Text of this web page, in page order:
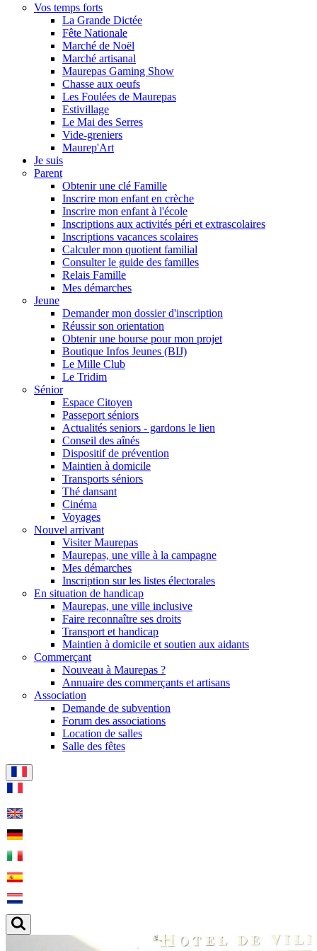
Vos temps forts
La Grande Dictée
Fête Nationale
Marché de Noël
Marché artisanal
Maurepas Gaming Show
Chasse aux oeufs
Les Foulées de Maurepas
Estivillage
Le Mai des Serres
Vide-greniers
Maurep'Art
Je suis
Parent
Obtenir une clé Famille
Inscrire mon enfant en crèche
Inscrire mon enfant à l'école
Inscriptions aux activités péri et extrascolaires
Inscriptions vacances scolaires
Calculer mon quotient familial
Consulter le guide des familles
Relais Famille
Mes démarches
Jeune
Demander mon dossier d'inscription
Réussir son orientation
Obtenir une bourse pour mon projet
Boutique Infos Jeunes (BIJ)
Le Mille Club
Le Tridim
Sénior
Espace Citoyen
Passeport séniors
Actualités seniors - gardons le lien
Conseil des aînés
Dispositif de prévention
Maintien à domicile
Transports séniors
Thé dansant
Cinéma
Voyages
Nouvel arrivant
Visiter Maurepas
Maurepas, une ville à la campagne
Mes démarches
Inscription sur les listes électorales
En situation de handicap
Maurepas, une ville inclusive
Faire reconnaître ses droits
Transport et handicap
Maintien à domicile et soutien aux aidants
Commerçant
Nouveau à Maurepas ?
Annuaire des commerçants et artisans
Association
Demande de subvention
Forum des associations
Location de salles
Salle des fêtes